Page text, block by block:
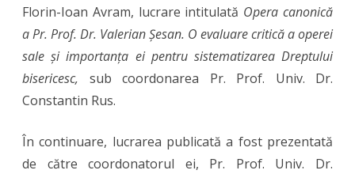
Florin-Ioan Avram, lucrare intitulată Opera canonică
a Pr. Prof. Dr. Valerian Șesan. O evaluare critică a operei
sale și importanța ei pentru sistematizarea Dreptului
bisericesc, sub coordonarea Pr. Prof. Univ. Dr.
Constantin Rus.
În continuare, lucrarea publicată a fost prezentată
de către coordonatorul ei, Pr. Prof. Univ. Dr.